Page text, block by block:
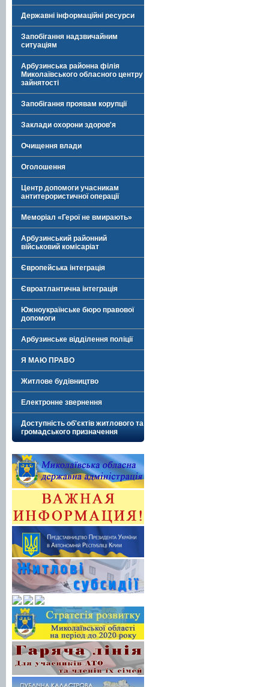
Державні інформаційні ресурси
Запобігання надзвичайним
ситуаціям
Арбузинська районна філія
Миколаївського обласного центру
зайнятості
Запобігання проявам корупції
Заклади охорони здоров'я
Очищення влади
Оголошення
Центр допомоги учасникам
антитерористичної операції
Меморіал «Герої не вмирають»
Арбузинський районний
військовий комісаріат
Європейська інтеграція
Євроатлантична інтеграція
Южноукраїнське бюро правової
допомоги
Арбузинське відділення поліції
Я МАЮ ПРАВО
Житлове будівництво
Електронне звернення
Доступність об'єктів житлового та
громадського призначення